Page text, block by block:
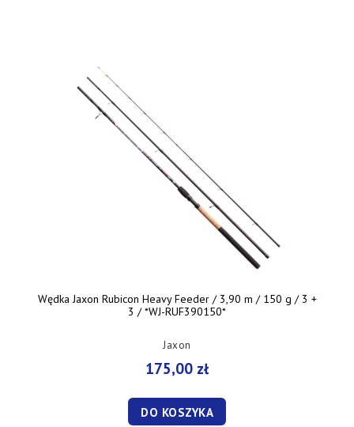
Wędka Jaxon Rubicon Heavy Feeder / 3,90 m / 150 g / 3 +
3 / *WJ-RUF390150*
Jaxon
175,00 zł
DO KOSZYKA